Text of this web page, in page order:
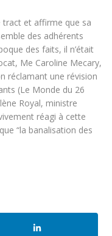
tract et affirme que sa
des adhérents
des faits, il n’était
Me Caroline Mecary,
réclamant une révision
(Le Monde du 26
Royal, ministre
réagi à cette
“la banalisation des